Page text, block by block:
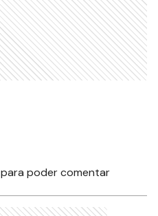
para poder comentar